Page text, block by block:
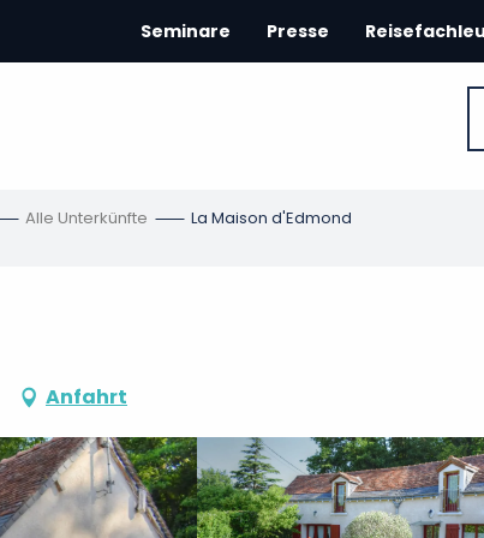
Seminare Presse
Alle Unterkünfte La Maison d'Edmond
Anfahrt